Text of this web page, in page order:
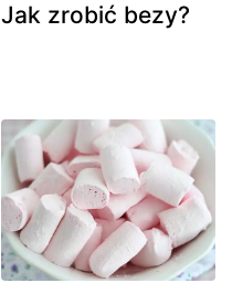
Jak zrobić bezy?